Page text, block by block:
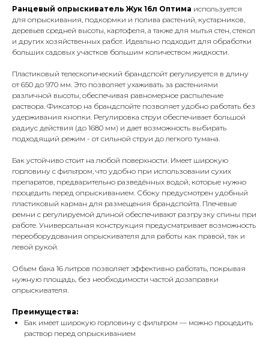
Ранцевый опрыскиватель Жук 16л Оптима используется
для опрыскивания, подкормки и полива растений, кустарников,
деревьев средней высоты, картофеля, а также для мытья стен, стекол
и других хозяйственных работ. Идеально подходит для обработки
больших садовых участков большим количеством жидкости.
Пластиковый телескопический брандспойт регулируется в длину
от 650 до 970 мм. Это позволяет ухаживать за растениями
различной высоты, обеспечивая равномерное распыление
раствора. Фиксатор на брандспойте позволяет удобно работать без
удерживания кнопки. Регулировка струи обеспечивает большой
радиус действия (до 1680 мм) и дает возможность выбирать
подходящий режим - от сильной струи до легкого тумана.
Бак устойчиво стоит на любой поверхности. Имеет широкую
горловину с фильтром, что удобно при использовании сухих
препаратов, предварительно разведённых водой, которые нужно
процедить перед опрыскиванием. Сбоку предусмотрен удобный
пластиковый карман для размещения брандспойта. Плечевые
ремни с регулируемой длиной обеспечивают разгрузку спины при
работе. Универсальная конструкция предусматривает возможность
переоборудования опрыскивателя для работы как правой, так и
левой рукой.
Объем бака 16 литров позволяет эффективно работать, покрывая
нужную площадь, без необходимости частой дозаправки
опрыскивателя.
Преимущества:
Бак имеет широкую горловину с фильтром — можно процедить
раствор перед опрыскиванием